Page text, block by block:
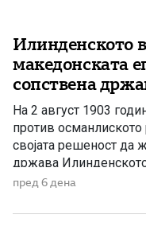
Илинденското
македонската
сопствена
На 2 август 1903
против османлиското
својата решеност да
држава
претставува еден од
било ненадеен и
пред 6 дена